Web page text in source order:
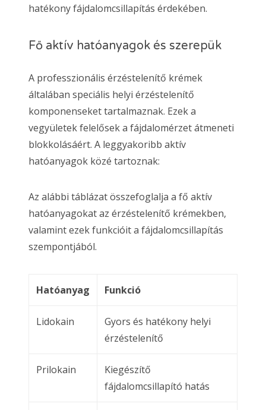
hatékony fájdalomcsillapítás érdekében.
Fő aktív hatóanyagok és szerepük
A professzionális érzéstelenítő krémek
általában speciális helyi érzéstelenítő
komponenseket tartalmaznak. Ezek a
vegyületek felelősek a fájdalomérzet átmeneti
blokkolásáért. A leggyakoribb aktív
hatóanyagok közé tartoznak:
Az alábbi táblázat összefoglalja a fő aktív
hatóanyagokat az érzéstelenítő krémekben,
valamint ezek funkcióit a fájdalomcsillapítás
szempontjából.
Hatóanyag Funkció
Lidokain
Gyors és hatékony helyi
érzéstelenítő
Prilokain
Kiegészítő
fájdalomcsillapító hatás